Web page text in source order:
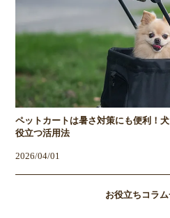
ペットカートは暑さ対策にも便利！
役立つ活用法
2026/04/01
お役立ちコラ